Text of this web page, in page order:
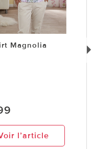
Magnolia
l’article